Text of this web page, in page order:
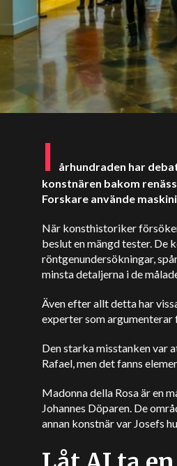
I
århundraden har
konstnären bakom
Forskare använde
När konsthistoriker
beslut en mängd tester. De
röntgenundersökningar,
minsta detaljerna i de
Även efter allt detta har
experter som argumenterar
Den starka misstanken var
Rafael, men det fanns
Madonna della Rosa är en
Johannes Döparen. De
annan konstnär var Josefs